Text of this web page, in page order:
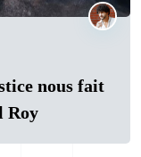
nous fait
Roy